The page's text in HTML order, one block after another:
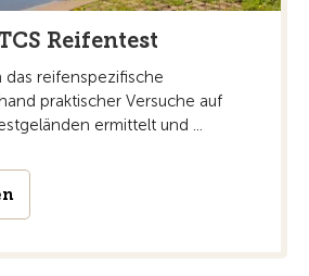
Reifentest
das reifenspezifische
praktischer Versuche auf
ermittelt und ...